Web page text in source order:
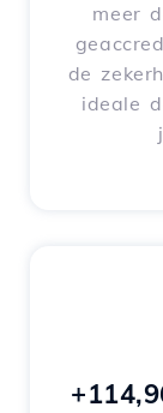
meer
de
ideale